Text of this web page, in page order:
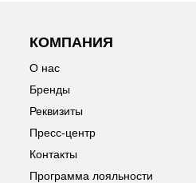
КОМПАНИЯ
О нас
Бренды
Реквизиты
Пресс-центр
Контакты
Программа лояльности